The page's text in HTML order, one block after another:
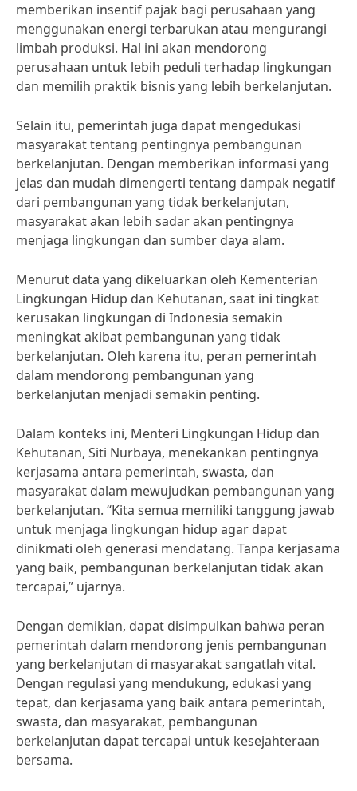
memberikan insentif pajak bagi perusahaan yang
menggunakan energi terbarukan atau mengurangi
limbah produksi. Hal ini akan mendorong
perusahaan untuk lebih peduli terhadap lingkungan
dan memilih praktik bisnis yang lebih berkelanjutan.
Selain itu, pemerintah juga dapat mengedukasi
masyarakat tentang pentingnya pembangunan
berkelanjutan. Dengan memberikan informasi yang
jelas dan mudah dimengerti tentang dampak negatif
dari pembangunan yang tidak berkelanjutan,
masyarakat akan lebih sadar akan pentingnya
menjaga lingkungan dan sumber daya alam.
Menurut data yang dikeluarkan oleh Kementerian
Lingkungan Hidup dan Kehutanan, saat ini tingkat
kerusakan lingkungan di Indonesia semakin
meningkat akibat pembangunan yang tidak
berkelanjutan. Oleh karena itu, peran pemerintah
dalam mendorong pembangunan yang
berkelanjutan menjadi semakin penting.
Dalam konteks ini, Menteri Lingkungan Hidup dan
Kehutanan, Siti Nurbaya, menekankan pentingnya
kerjasama antara pemerintah, swasta, dan
masyarakat dalam mewujudkan pembangunan yang
berkelanjutan. “Kita semua memiliki tanggung jawab
untuk menjaga lingkungan hidup agar dapat
dinikmati oleh generasi mendatang. Tanpa kerjasama
yang baik, pembangunan berkelanjutan tidak akan
tercapai,” ujarnya.
Dengan demikian, dapat disimpulkan bahwa peran
pemerintah dalam mendorong jenis pembangunan
yang berkelanjutan di masyarakat sangatlah vital.
Dengan regulasi yang mendukung, edukasi yang
tepat, dan kerjasama yang baik antara pemerintah,
swasta, dan masyarakat, pembangunan
berkelanjutan dapat tercapai untuk kesejahteraan
bersama.